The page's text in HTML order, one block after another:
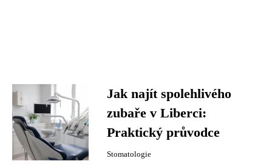
Jak najít spolehlivého
zubaře v Liberci:
Praktický průvodce
Stomatologie